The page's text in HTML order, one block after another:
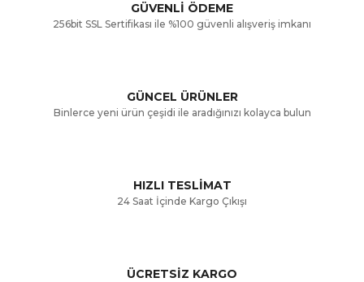
GÜVENLİ ÖDEME
256bit SSL Sertifikası ile %100 güvenli alışveriş imkanı
GÜNCEL ÜRÜNLER
Binlerce yeni ürün çeşidi ile aradığınızı kolayca bulun
HIZLI TESLİMAT
24 Saat İçinde Kargo Çıkışı
ÜCRETSİZ KARGO